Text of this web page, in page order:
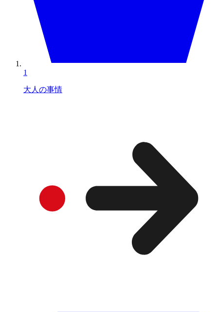
1
大人の事情